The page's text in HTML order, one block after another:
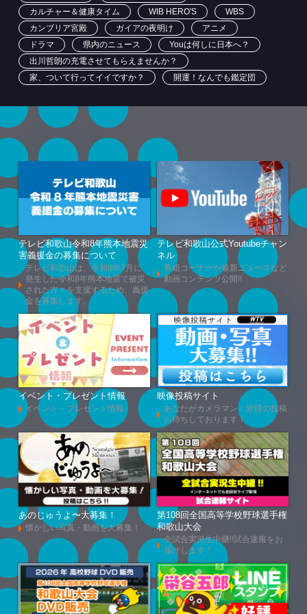
カルチャー＆健康タイム WIB HERO'S
WBS
カンブリア宮殿
ガイアの夜明け
アニメ
ドラマ
県内のニュース
Youは何しに日本へ？
出川哲朗の充電させてもらえませんか？
家、ついて行ってイイですか？
開運！なんでも鑑定団
テレビ和歌山令和8年熊本地震災
害義援金の募集について
テレビ和歌山は、令和8年7月に
発生した令和8年熊本地震で被災
された方々を支援するため、義援
金を募集します。
テレビ和歌山公式Youtubeチャン
ネル
番組コーナーや最新ニュースなど
動画コンテンツ公開!!
イベント・プレゼント情報
イベント・プレゼント情報
映像投稿サイト
あなたがカメラマン！皆様の投稿
お待ちしております！
あのじゅうよ〜大募集！
懐かしい写真・動画を大募集！
第108回全国高等学校野球選手権
和歌山大会
全試合実況生中継!!試合速報をお
届けします！